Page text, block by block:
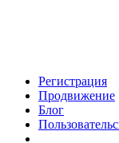
Регистрация
Продвижение
Блог